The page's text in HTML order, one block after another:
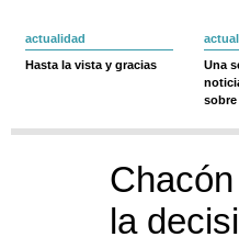
actualidad
Hasta la vista y gracias
Una
sobre
la